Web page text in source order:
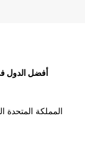
أفضل الدول
المملكة المتحدة